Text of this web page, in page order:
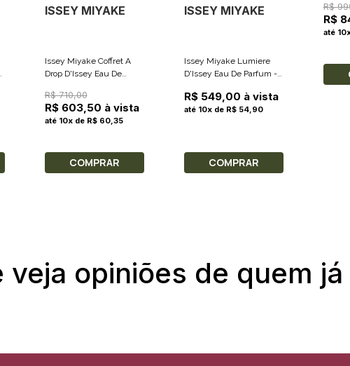
ISSEY MIYAKE
Issey Miyake Coffret A
Drop D'Issey Eau De
Hidratantes Para As Mãos
50ml
R$ 710,00
R$ 603,50 à vista
até 10x de R$ 60,35
COMPRAR
ISSEY MIYAKE
Issey Miyake Lumiere
D'Issey Eau De Parfum -
R$ 549,00 à vista
até 10x de R$ 54,90
COMPRAR
R$
R$
até
veja opiniões de quem